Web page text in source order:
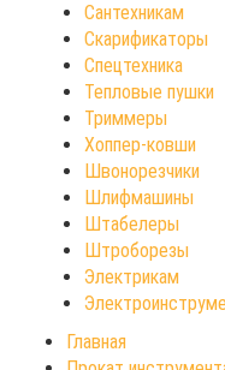
Сантехникам
Скарификаторы
Спецтехника
Тепловые пушки
Триммеры
Хоппер-ковши
Швонорезчики
Шлифмашины
Штабелеры
Штроборезы
Электрикам
Главная